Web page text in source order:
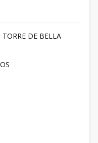
DE BELLA